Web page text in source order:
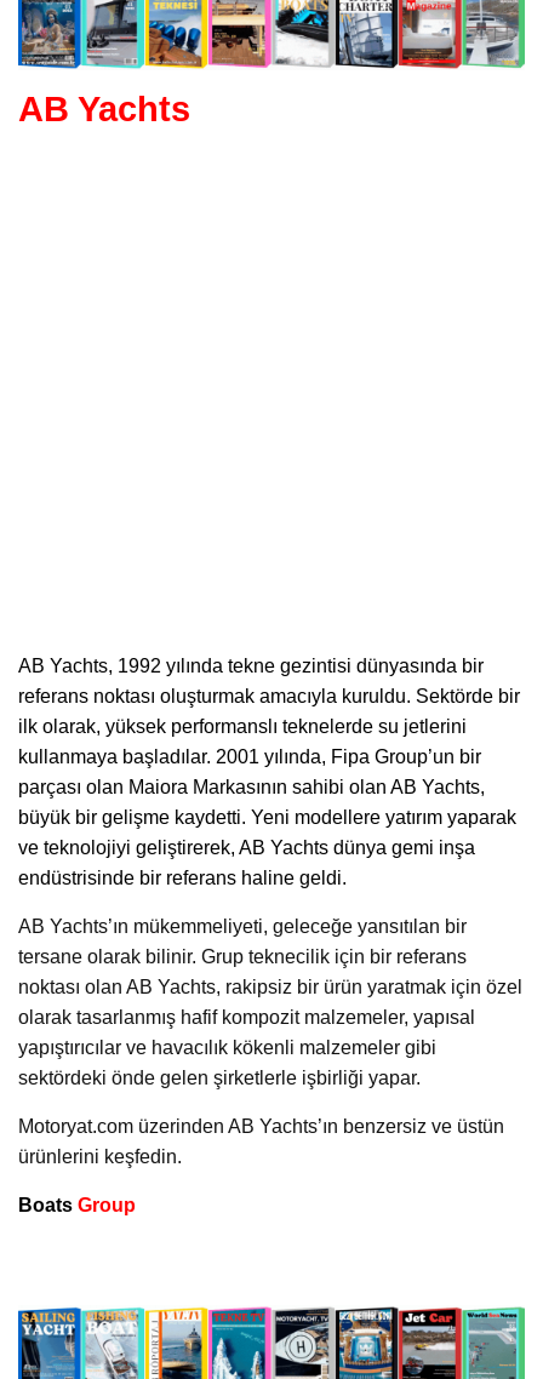
AB Yachts
AB Yachts, 1992 yılında tekne gezintisi dünyasında bir
referans noktası oluşturmak amacıyla kuruldu. Sektörde bir
ilk olarak, yüksek performanslı teknelerde su jetlerini
kullanmaya başladılar. 2001 yılında, Fipa Group’un bir
parçası olan Maiora Markasının sahibi olan AB Yachts,
büyük bir gelişme kaydetti. Yeni modellere yatırım yaparak
ve teknolojiyi geliştirerek, AB Yachts dünya gemi inşa
endüstrisinde bir referans haline geldi.
AB Yachts’ın mükemmeliyeti, geleceğe yansıtılan bir
tersane olarak bilinir. Grup teknecilik için bir referans
noktası olan AB Yachts, rakipsiz bir ürün yaratmak için özel
olarak tasarlanmış hafif kompozit malzemeler, yapısal
yapıştırıcılar ve havacılık kökenli malzemeler gibi
sektördeki önde gelen şirketlerle işbirliği yapar.
Motoryat.com üzerinden AB Yachts’ın benzersiz ve üstün
ürünlerini keşfedin.
Boats Group